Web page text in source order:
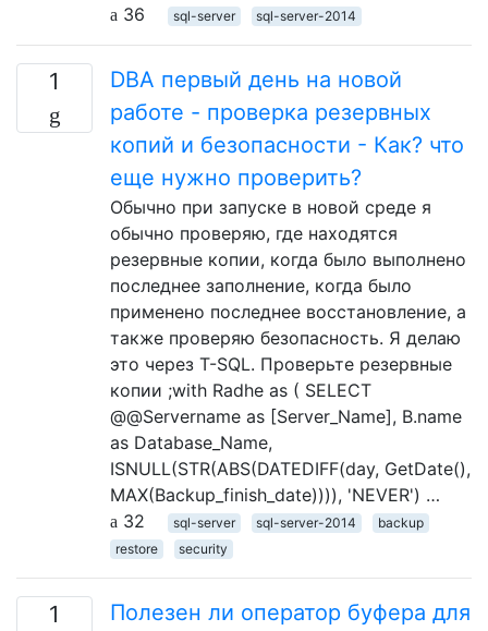
36
sql-server sql-server-2014
1
DBA первый день на новой
работе - проверка резервных
копий и безопасности - Как? что
еще нужно проверить?
Обычно при запуске в новой среде я
обычно проверяю, где находятся
резервные копии, когда было выполнено
последнее заполнение, когда было
применено последнее восстановление, а
также проверяю безопасность. Я делаю
это через T-SQL. Проверьте резервные
копии ;with Radhe as ( SELECT
@@Servername as [Server_Name], B.name
as Database_Name,
ISNULL(STR(ABS(DATEDIFF(day, GetDate(),
MAX(Backup_finish_date)))), 'NEVER') …
32
sql-server sql-server-2014
backup
restore
security
1
Полезен ли оператор буфера для